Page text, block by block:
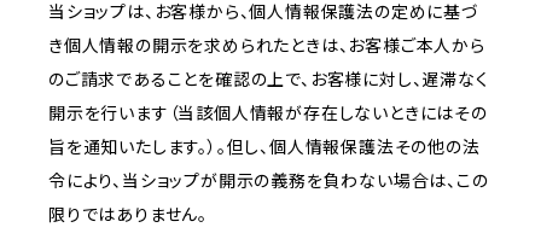
当ショップは、お客様から、個人情報保護法の定めに基づ
き個人情報の開示を求められたときは、お客様ご本人から
のご請求であることを確認の上で、お客様に対し、遅滞なく
開示を行います（当該個人情報が存在しないときにはその
旨を通知いたします。）。但し、個人情報保護法その他の法
令により、当ショップが開示の義務を負わない場合は、この
限りではありません。